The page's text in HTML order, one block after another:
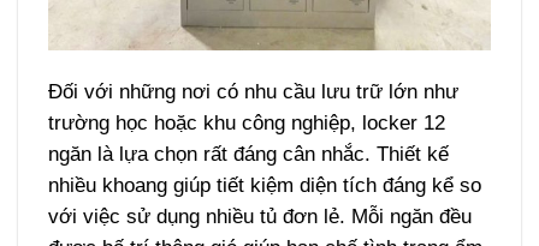
Đối với những nơi có nhu cầu lưu trữ lớn như
trường học hoặc khu công nghiệp, locker 12
ngăn là lựa chọn rất đáng cân nhắc. Thiết kế
nhiều khoang giúp tiết kiệm diện tích đáng kể so
với việc sử dụng nhiều tủ đơn lẻ. Mỗi ngăn đều